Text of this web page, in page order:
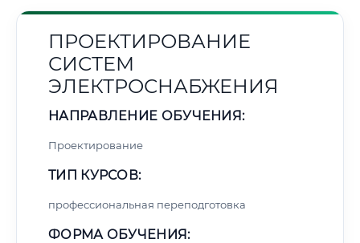
ПРОЕКТИРОВАНИЕ
СИСТЕМ
ЭЛЕКТРОСНАБЖЕНИЯ
НАПРАВЛЕНИЕ ОБУЧЕНИЯ:
Проектирование
ТИП КУРСОВ:
профессиональная переподготовка
ФОРМА ОБУЧЕНИЯ: